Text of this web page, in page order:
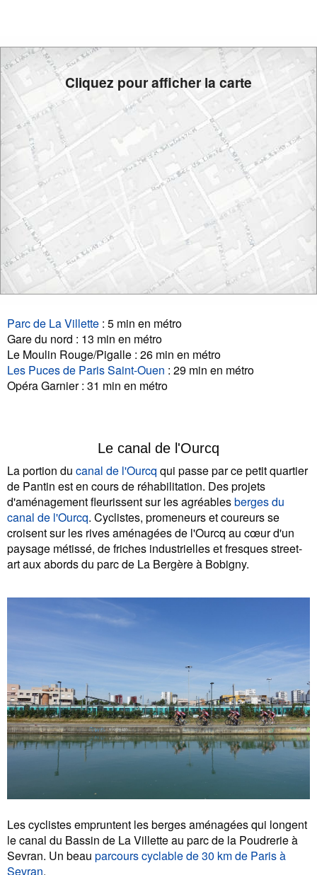
Cliquez pour afficher la carte
Parc de La Villette : 5 min en métro
Gare du nord : 13 min en métro
Le Moulin Rouge/Pigalle : 26 min en métro
Les Puces de Paris Saint-Ouen : 29 min en métro
Opéra Garnier : 31 min en métro
Le canal de l'Ourcq
La portion du canal de l'Ourcq qui passe par ce petit quartier
de Pantin est en cours de réhabilitation. Des projets
d'aménagement fleurissent sur les agréablesberges du
canal de l'Ourcq. Cyclistes, promeneurs et coureurs se
croisent sur les rives aménagées de l'Ourcq au cœur d'un
paysage métissé, de friches industrielles et fresques street-
art aux abords du parc de La Bergère à Bobigny.
Les cyclistes empruntent les berges aménagées qui longent
le canal du Bassin de La Villette au parc de la Poudrerie à
Sevran. Un beau parcours cyclable de 30 km de Paris à
Sevran.